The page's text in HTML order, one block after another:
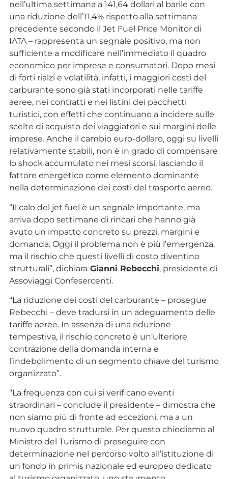
nell’ultima settimana a 141,64 dollari al barile con
una riduzione dell’11,4% rispetto alla settimana
precedente secondo il Jet Fuel Price Monitor di
IATA – rappresenta un segnale positivo, ma non
sufficiente a modificare nell’immediato il quadro
economico per imprese e consumatori. Dopo mesi
di forti rialzi e volatilità, infatti, i maggiori costi del
carburante sono già stati incorporati nelle tariffe
aeree, nei contratti e nei listini dei pacchetti
turistici, con effetti che continuano a incidere sulle
scelte di acquisto dei viaggiatori e sui margini delle
imprese. Anche il cambio euro-dollaro, oggi su livelli
relativamente stabili, non è in grado di compensare
lo shock accumulato nei mesi scorsi, lasciando il
fattore energetico come elemento dominante
nella determinazione dei costi del trasporto aereo.
“Il calo del jet fuel è un segnale importante, ma
arriva dopo settimane di rincari che hanno già
avuto un impatto concreto su prezzi, margini e
domanda. Oggi il problema non è più l’emergenza,
ma il rischio che questi livelli di costo diventino
strutturali”, dichiara Gianni Rebecchi, presidente di
Assoviaggi Confesercenti.
“La riduzione dei costi del carburante – prosegue
Rebecchi – deve tradursi in un adeguamento delle
tariffe aeree. In assenza di una riduzione
tempestiva, il rischio concreto è un’ulteriore
contrazione della domanda interna e
l’indebolimento di un segmento chiave del turismo
organizzato”.
“La frequenza con cui si verificano eventi
straordinari – conclude il presidente – dimostra che
non siamo più di fronte ad eccezioni, ma a un
nuovo quadro strutturale. Per questo chiediamo al
Ministro del Turismo di proseguire con
determinazione nel percorso volto all’istituzione di
un fondo in primis nazionale ed europeo dedicato